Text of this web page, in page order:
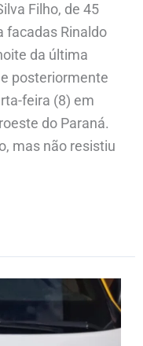
Filho, de 45
facadas Rinaldo
da última
posteriormente
feira (8) em
do Paraná.
mas não resistiu